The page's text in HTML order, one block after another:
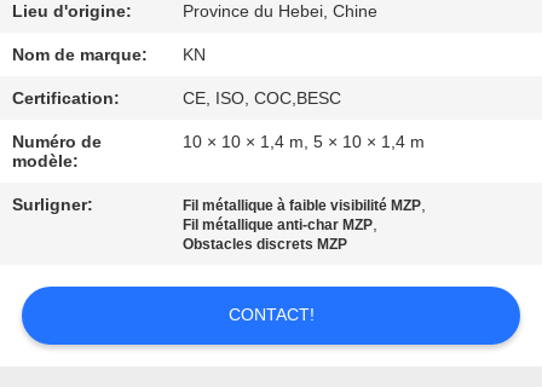
CONTRÔLE
DE
QUALITÉ
NOUS
NOUVELLES
Lieu d'origine: Province du Hebei, Chine
Nom de marque: KN
Certification: CE, ISO, COC,BESC
Numéro de
modèle:
10 × 10 × 1,4 m, 5 × 10 × 1,4 m
Surligner: Fil métallique à faible visibilité MZP,
Fil métallique anti-char MZP,
Obstacles discrets MZP
CONTACT!